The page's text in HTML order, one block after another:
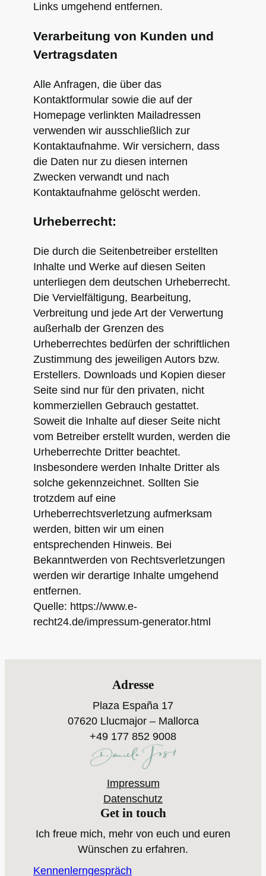
Links umgehend entfernen.
Verarbeitung von Kunden und
Vertragsdaten
Alle Anfragen, die über das
Kontaktformular sowie die auf der
Homepage verlinkten Mailadressen
verwenden wir ausschließlich zur
Kontaktaufnahme. Wir versichern, dass
die Daten nur zu diesen internen
Zwecken verwandt und nach
Kontaktaufnahme gelöscht werden.
Urheberrecht:
Die durch die Seitenbetreiber erstellten
Inhalte und Werke auf diesen Seiten
unterliegen dem deutschen Urheberrecht.
Die Vervielfältigung, Bearbeitung,
Verbreitung und jede Art der Verwertung
außerhalb der Grenzen des
Urheberrechtes bedürfen der schriftlichen
Zustimmung des jeweiligen Autors bzw.
Erstellers. Downloads und Kopien dieser
Seite sind nur für den privaten, nicht
kommerziellen Gebrauch gestattet.
Soweit die Inhalte auf dieser Seite nicht
vom Betreiber erstellt wurden, werden die
Urheberrechte Dritter beachtet.
Insbesondere werden Inhalte Dritter als
solche gekennzeichnet. Sollten Sie
trotzdem auf eine
Urheberrechtsverletzung aufmerksam
werden, bitten wir um einen
entsprechenden Hinweis. Bei
Bekanntwerden von Rechtsverletzungen
werden wir derartige Inhalte umgehend
entfernen.
Quelle: https://www.e-
recht24.de/impressum-generator.html
Adresse
Plaza España 17
07620 Llucmajor – Mallorca
+49 177 852 9008
Impressum
Datenschutz
Get in touch
Ich freue mich, mehr von euch und euren
Wünschen zu erfahren.
Kennenlerngespräch